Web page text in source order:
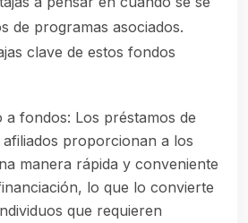
de programas asociados.
clave de estos fondos
a fondos: Los préstamos de
proporcionan a los
manera rápida y conveniente
lo que lo convierte
que requieren